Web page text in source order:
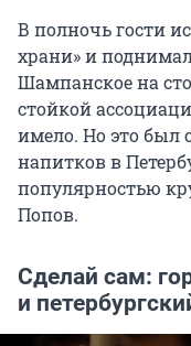
В полночь гости
храни» и
Шампанское на
стойкой
имело. Но это был
напитков в
популярностью
Попов.
Сделай сам:
и